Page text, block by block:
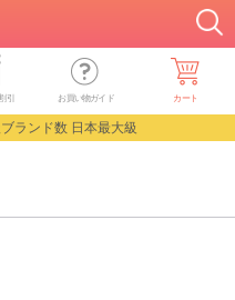
引 お買い物ガイド カート
ランド数 日本最大級